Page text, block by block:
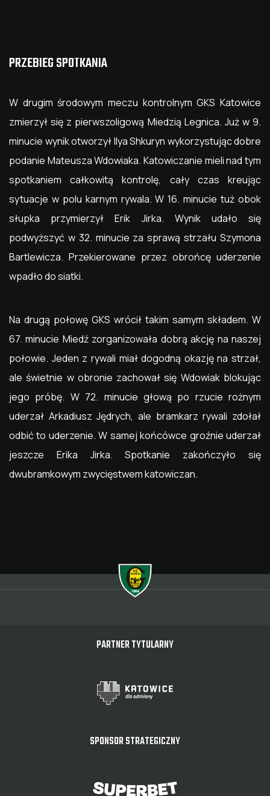
PRZEBIEG SPOTKANIA
W drugim środowym meczu kontrolnym GKS Katowice
zmierzył się z pierwszoligową Miedzią Legnica. Już w 9.
minucie wynik otworzył Ilya Shkuryn wykorzystując dobre
podanie Mateusza Wdowiaka. Katowiczanie mieli nad tym
spotkaniem całkowitą kontrolę, cały czas kreując
sytuacje w polu karnym rywala. W 16. minucie tuż obok
słupka przymierzył Erik Jirka. Wynik udało się
podwyższyć w 32. minucie za sprawą strzału Szymona
Bartlewicza. Przekierowane przez obrońcę uderzenie
wpadło do siatki.
Na drugą połowę GKS wrócił takim samym składem. W
67. minucie Miedź zorganizowała dobrą akcję na naszej
połowie. Jeden z rywali miał dogodną okazję na strzał,
ale świetnie w obronie zachował się Wdowiak blokując
jego próbę. W 72. minucie głową po rzucie rożnym
uderzał Arkadiusz Jędrych, ale bramkarz rywali zdołał
odbić to uderzenie. W samej końcówce groźnie uderzał
jeszcze Erika Jirka. Spotkanie zakończyło się
dwubramkowym zwycięstwem katowiczan.
PARTNER TYTULARNY
SPONSOR STRATEGICZNY